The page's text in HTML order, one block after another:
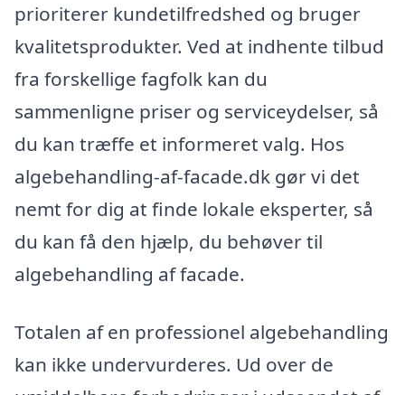
prioriterer kundetilfredshed og bruger
kvalitetsprodukter. Ved at indhente tilbud
fra forskellige fagfolk kan du
sammenligne priser og serviceydelser, så
du kan træffe et informeret valg. Hos
algebehandling-af-facade.dk gør vi det
nemt for dig at finde lokale eksperter, så
du kan få den hjælp, du behøver til
algebehandling af facade.
Totalen af en professionel algebehandling
kan ikke undervurderes. Ud over de